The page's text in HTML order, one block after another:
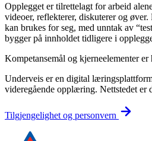
Opplegget er tilrettelagt for arbeid
videoer, reflekterer, diskuterer og
kan brukes for seg, med unntak av
bygger på innholdet tidligere i
Kompetansemål og kjerneelementer er
Underveis er en digital
videregående opplæring. Nettstedet er
Tilgjengelighet og personvern